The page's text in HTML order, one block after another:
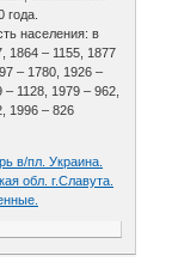
года.
населения: в
1864 – 1155, 1877
– 1780, 1926 –
– 1128, 1979 – 962,
1996 – 826
в/пл. Украина.
обл. г.Славута.